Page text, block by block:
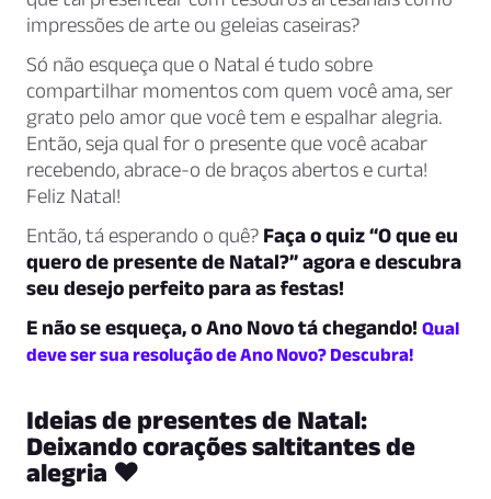
impressões de arte ou geleias caseiras?
Só não esqueça que o Natal é tudo sobre
compartilhar momentos com quem você ama, ser
grato pelo amor que você tem e espalhar alegria.
Então, seja qual for o presente que você acabar
recebendo, abrace-o de braços abertos e curta!
Feliz Natal!
Então, tá esperando o quê? Faça o quiz “O que eu
quero de presente de Natal?” agora e descubra
seu desejo perfeito para as festas!
E não se esqueça, o Ano Novo tá chegando! Qual
deve ser sua resolução de Ano Novo? Descubra!
Ideias de presentes de Natal:
Deixando corações saltitantes de
alegria ❤️